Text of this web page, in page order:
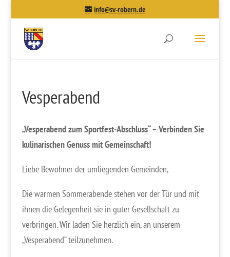
info@sv-robern.de
Vesperabend
„Vesperabend zum Sportfest-Abschluss“ – Verbinden Sie
kulinarischen Genuss mit Gemeinschaft!
Liebe Bewohner der umliegenden Gemeinden,
Die warmen Sommerabende stehen vor der Tür und mit
ihnen die Gelegenheit sie in guter Gesellschaft zu
verbringen. Wir laden Sie herzlich ein, an unserem
„Vesperabend“ teilzunehmen.